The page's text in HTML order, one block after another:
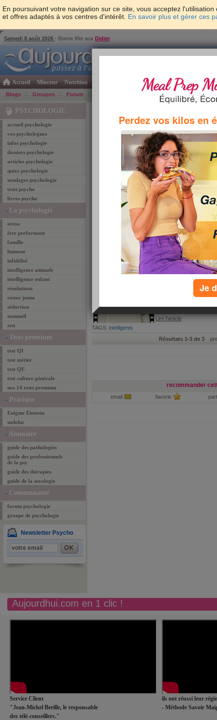
En poursuivant votre navigation sur ce site, vous acceptez
et offres adaptés à vos centres d'intérêt. En savoir plus et gérer ces
Samedi 8 août 2026 - Bonne fête aux Didier
Accueil Minceur Nutrition Psycho & tests Forme & santé
Blogs Groupes Forum Bons Plans
PSYCHOLOGIE
accueil psychologie
vos psychologues
infos psychologie
dossiers psychologie
articles psychologie
quizz psychologie
sondages psychologie
tests psycho
livres psycho
La psychologie
stress
être performant
famille
humour
infidélité
intelligence animale
intelligence enfant
résolutions
rester jeune
séduction
sommeil
zen
Tests premium
test QI
test métier
test QE
test culture générale
nos 14 tests premium
Pratique
Enigme Einstein
sudoku
Annuaire
guide des pathologies
guide des professionnels
de la psy
guide des thérapies
guide de la sexologie
Communauté
forum psychologie
groupe de psychologie
Newsletter Psycho
intelligents
Retrouvez ci-dessous les3articles
Starlet, artiste-
Les éléphants font partie
monde. Certains d'entre
comme Starlet, dont les
intelligence ,cerveau animaux,aptitude
Pourriez-vous
Pour rentrer à Mensa, le
tenue correcte exigée
est en mesure de le faire !
Lire l'article
intelligence,intelligents,Mensa
Vidéo : les
Lire l'article
TAGS: intelligents
Résultats 1-3 de 3
recommander
email favoris
Aujourdhui.com en 1 clic !
Service Client
"Jean-Michel Berille, le responsable
des télé-conseillers."
ils ont réussi leur
- Méthode Savoir
Perdez vos kilos en
Je